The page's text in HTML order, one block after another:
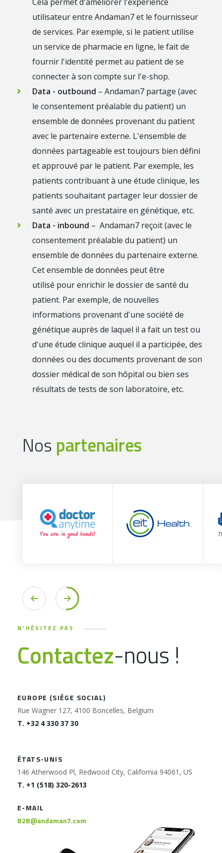
utilisateur entre Andaman7 et le fournisseur
de services. Par exemple, si le patient utilise
un service de pharmacie en ligne, le fait de
fournir l'identité permet au patient de se
connecter à son compte sur l'e-shop.
Data - outbound – Andaman7 partage (avec
le consentement préalable du patient) un
ensemble de données provenant du patient
avec le partenaire externe. L'ensemble de
données partageable est toujours bien défini
et approuvé par le patient. Par exemple, les
patients contribuant à une étude clinique, les
patients souhaitant partager leur dossier de
santé avec un prestataire en génétique, etc.
Data - inbound – Andaman7 reçoit (avec le
consentement préalable du patient) un
ensemble de données du partenaire externe.
Cet ensemble de données peut être
utilisé pour enrichir le dossier de santé du
patient. Par exemple, de nouvelles
informations provenant d'une société de
génétique auprès de laquel il a fait un test ou
d'une étude clinique auquel il a participée, des
données ou des documents provenant de son
dossier médical de son hôpital ou bien ses
résultats de tests de son laboratoire, etc.
Nos partenaires
N'HÉSITEZ PAS
Contactez-nous !
EUROPE (SIÈGE SOCIAL)
Rue Wagner 127, 4100 Boncelles, Belgium
T. +32 4 330 37 30
ÉTATS-UNIS
146 Atherwood Pl, Redwood City, California 94061, US
T. +1 (518) 320-2613
E-MAIL
B2B@andaman7.com